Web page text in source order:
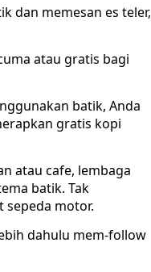
dan memesan es teler,
atau gratis bagi
batik, Anda
gratis kopi
atau cafe, lembaga
batik. Tak
motor.
dahulu mem-follow